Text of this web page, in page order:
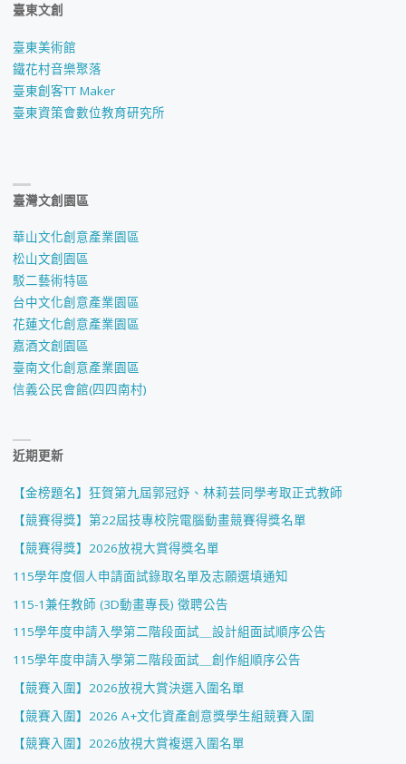
臺東文創
臺東美術館
鐵花村音樂聚落
臺東創客TT Maker
臺東資策會數位教育研究所
臺灣文創園區
華山文化創意產業園區
松山文創園區
駁二藝術特區
台中文化創意產業園區
花蓮文化創意產業園區
嘉酒文創園區
臺南文化創意產業園區
信義公民會館(四四南村)
近期更新
【金榜題名】狂賀第九屆郭冠妤、林莉芸同學考取正式教師
【競賽得獎】第22屆技專校院電腦動畫競賽得獎名單
【競賽得獎】2026放視大賞得獎名單
115學年度個人申請面試錄取名單及志願選填通知
115-1兼任教師 (3D動畫專長) 徵聘公告
115學年度申請入學第二階段面試＿設計組面試順序公告
115學年度申請入學第二階段面試＿創作組順序公告
【競賽入圍】2026放視大賞決選入圍名單
【競賽入圍】2026 A+文化資產創意獎學生組競賽入圍
【競賽入圍】2026放視大賞複選入圍名單